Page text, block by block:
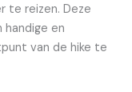
te reizen. Deze
en
van de hike te